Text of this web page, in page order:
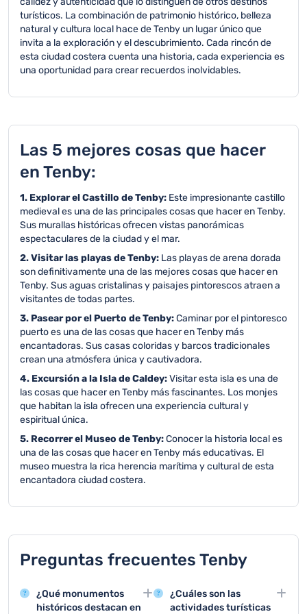
turísticos. La combinación de patrimonio histórico, belleza
natural y cultura local hace de Tenby un lugar único que
invita a la exploración y el descubrimiento. Cada rincón de
esta ciudad costera cuenta una historia, cada experiencia es
una oportunidad para crear recuerdos inolvidables.
Las 5 mejores cosas que hacer
en Tenby:
1. Explorar el Castillo de Tenby: Este impresionante castillo
medieval es una de las principales cosas que hacer en Tenby.
Sus murallas históricas ofrecen vistas panorámicas
espectaculares de la ciudad y el mar.
2. Visitar las playas de Tenby: Las playas de arena dorada
son definitivamente una de las mejores cosas que hacer en
Tenby. Sus aguas cristalinas y paisajes pintorescos atraen a
visitantes de todas partes.
3. Pasear por el Puerto de Tenby:Caminar por el pintoresco
puerto es una de las cosas que hacer en Tenby más
encantadoras. Sus casas coloridas y barcos tradicionales
crean una atmósfera única y cautivadora.
4. Excursión a la Isla de Caldey:Visitar esta isla es una de
las cosas que hacer en Tenby más fascinantes. Los monjes
que habitan la isla ofrecen una experiencia cultural y
espiritual única.
5. Recorrer el Museo de Tenby:Conocer la historia local es
una de las cosas que hacer en Tenby más educativas. El
museo muestra la rica herencia marítima y cultural de esta
encantadora ciudad costera.
Preguntas frecuentes Tenby
¿Qué monumentos
históricos destacan en
¿Cuáles son las
actividades turísticas